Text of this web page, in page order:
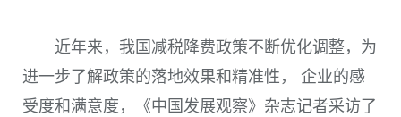
近年来，我国减税降费政策不断优化调整，为
进一步了解政策的落地效果和精准性， 企业的感
受度和满意度，《中国发展观察》杂志记者采访了